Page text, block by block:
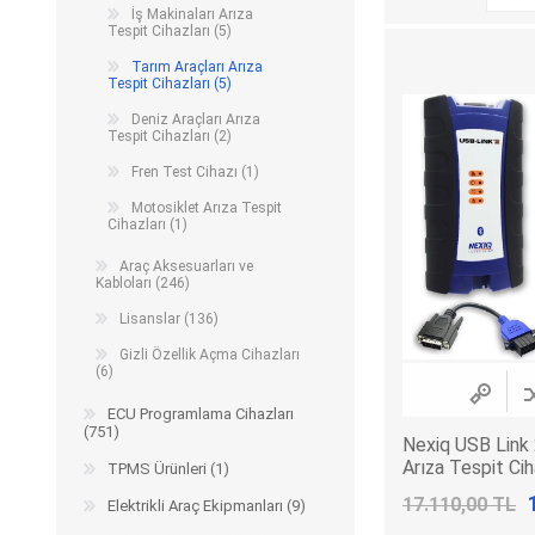
Arıza Tespit Cihazı
Kabloları
Gizli Özellik Açma Cihazları
Kablo ve Ekipmanlar
X-TOOL X-HORSE
Nexiq USB Link
Arıza Tespit
17.110,00 TL
İş Makinaları Arıza
Tespit Cihazları (5)
Tarım Araçları Arıza
Tespit Cihazları (5)
Deniz Araçları Arıza
Tespit Cihazları (2)
Fren Test Cihazı (1)
Motosiklet Arıza Tespit
Cihazları (1)
Araç Aksesuarları ve
Kabloları (246)
Lisanslar (136)
Gizli Özellik Açma Cihazları
(6)
ECU Programlama Cihazları
(751)
TPMS Ürünleri (1)
Elektrikli Araç Ekipmanları (9)